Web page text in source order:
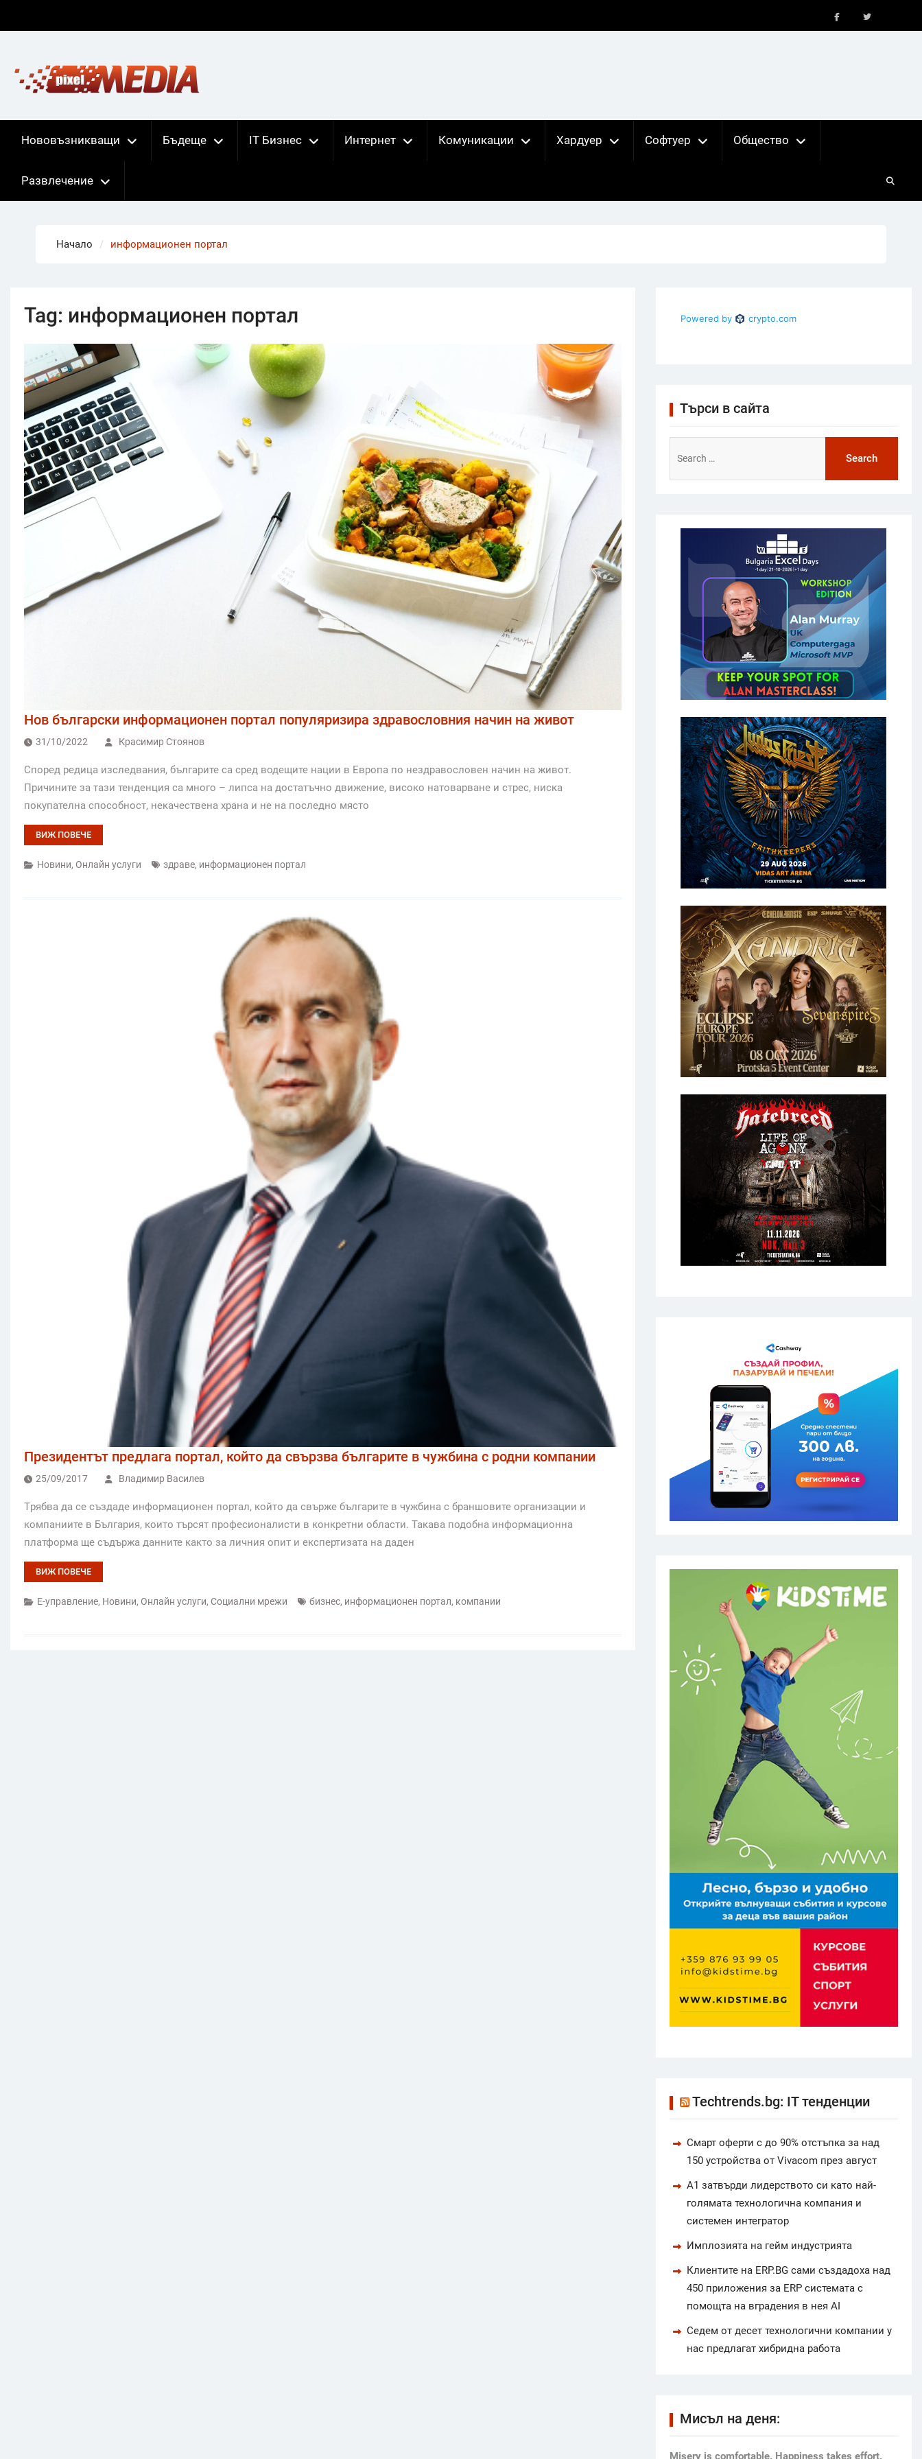
Нововъзникващи Бъдеще IT Бизнес Интернет Комуникации Хардуер Софтуер Общество
Развлечение
Начало информационен портал
Tag: информационен портал
Нов български информационен портал популяризира здравословния начин на живот
31/10/2022 Красимир Стоянов
Според редица изследвания, българите са сред водещите нации в Европа по нездравословен начин на живот.
Причините за тази тенденция са много – липса на достатъчно движение, високо натоварване и стрес, ниска
покупателна способност, некачествена храна и не на последно място
ВИЖ ПОВЕЧЕ
Новини, Онлайн услуги здраве, информационен портал
Президентът предлага портал, който да свързва българите в чужбина с родни компании
25/09/2017 Владимир Василев
Tрябва да се създаде информационен портал, който да свърже българите в чужбина с браншовите организации и
компаниите в България, които търсят професионалисти в конкретни области. Такава подобна информационна
платформа ще съдържа данните както за личния опит и експертизата на даден
ВИЖ ПОВЕЧЕ
Е-управление, Новини, Онлайн услуги, Социални мрежи бизнес, информационен портал, компании
Търси в сайта
for:
Techtrends.bg: IT тенденции
Смарт оферти с до 90% отстъпка за над
150 устройства от Vivacom през август
А1 затвърди лидерството си като най-
голямата технологична компания и
системен интегратор
Имплозията на гейм индустрията
Клиентите на ERP.BG сами създадоха над
450 приложения за ERP системата с
помощта на вградения в нея AI
Седем от десет технологични компании у
нас предлагат хибридна работа
Мисъл на деня:
Мisery is comfortable. Happiness takes effort.